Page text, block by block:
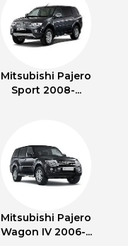
Mitsubishi Pajero
Sport 2008-...
Mitsubishi Pajero
Wagon IV 2006-...